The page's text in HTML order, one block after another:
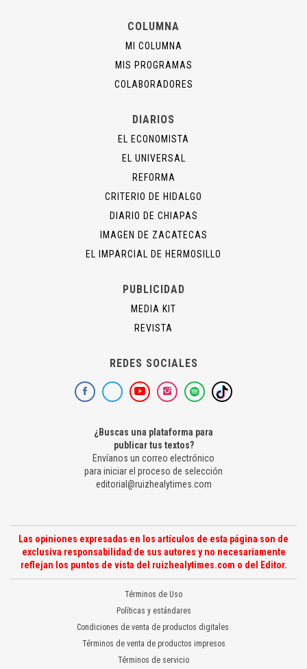
COLUMNA
MI COLUMNA
MIS PROGRAMAS
COLABORADORES
DIARIOS
EL ECONOMISTA
EL UNIVERSAL
REFORMA
CRITERIO DE HIDALGO
DIARIO DE CHIAPAS
IMAGEN DE ZACATECAS
EL IMPARCIAL DE HERMOSILLO
PUBLICIDAD
MEDIA KIT
REVISTA
REDES SOCIALES
¿Buscas una plataforma para
publicar tus textos?
Envíanos un correo electrónico
para iniciar el proceso de selección
editorial@ruizhealytimes.com
Las opiniones expresadas en los artículos de esta página son de
exclusiva responsabilidad de sus autores y no necesariamente
reflejan los puntos de vista del ruizhealytimes.com o del Editor.
Términos de Uso
Políticas y estándares
Condiciones de venta de productos digitales
Términos de venta de productos impresos
Términos de servicio